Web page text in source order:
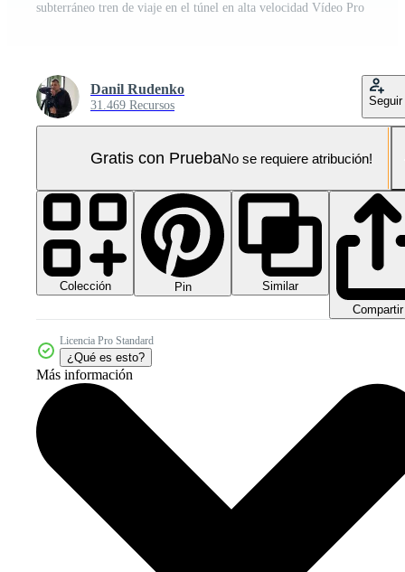
subterráneo tren de viaje en el túnel en alta velocidad Vídeo Pro
Danil Rudenko
31.469 Recursos Seguir
Gratis con PruebaNo se requiere atribución!
Colección Pin
Similar
Compartir
Licencia Pro Standard
¿Qué es esto?
Más información